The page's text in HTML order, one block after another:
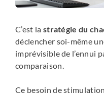
C’est la stratégie du
déclencher soi-même
imprévisible de l’ennui
comparaison.
Ce besoin de